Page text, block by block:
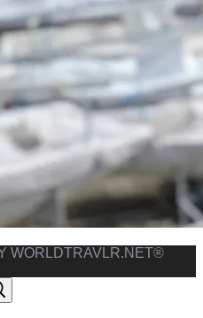
WORLDTRAVLR.NET®